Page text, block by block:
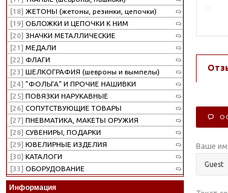
[18] ЖЕТОНЫ (жетоны, резинки, цепочки)
[19] ОБЛОЖКИ И ЦЕПОЧКИ К НИМ
[20] ЗНАЧКИ МЕТАЛЛИЧЕСКИЕ
[21] МЕДАЛИ
[22] ФЛАГИ
[23] ШЕЛКОГРАФИЯ (шевроны и вымпелы)
[24] "ФОЛЬГА" И ПРОЧИЕ НАШИВКИ
[25] ПОВЯЗКИ НАРУКАВНЫЕ
[26] СОПУТСТВУЮЩИЕ ТОВАРЫ
[27] ПНЕВМАТИКА, МАКЕТЫ ОРУЖИЯ
[28] СУВЕНИРЫ, ПОДАРКИ
[29] ЮВЕЛИРНЫЕ ИЗДЕЛИЯ
[30] КАТАЛОГИ
[33] ОБОРУДОВАНИЕ
Информация
Ваше